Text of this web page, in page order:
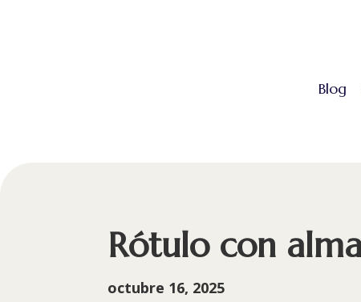
Blog
Rótulo con
octubre 16, 2025